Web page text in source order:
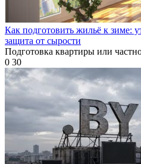
Как подготовить жильё к зиме:
защита от сырости
Подготовка квартиры или
0 30